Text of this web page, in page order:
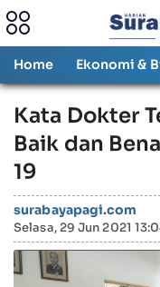
Home Ekonomi &
Kata Dokter
Baik dan
19
surabayapagi.com
Selasa, 29 Jun 2021